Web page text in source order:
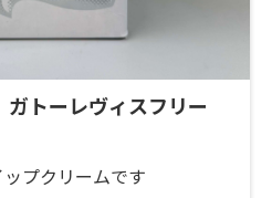
ガトーレヴィスフリー
プクリームです